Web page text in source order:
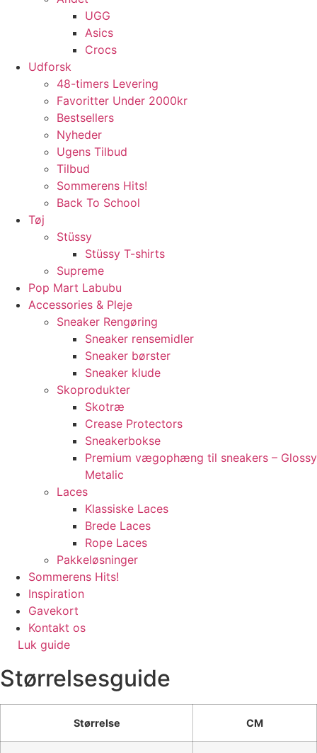
UGG
Asics
Crocs
Udforsk
48-timers Levering
Favoritter Under 2000kr
Bestsellers
Nyheder
Ugens Tilbud
Tilbud
Sommerens Hits!
Back To School
Tøj
Stüssy
Stüssy T-shirts
Supreme
Pop Mart Labubu
Accessories & Pleje
Sneaker Rengøring
Sneaker rensemidler
Sneaker børster
Sneaker klude
Skoprodukter
Skotræ
Crease Protectors
Sneakerbokse
Premium vægophæng til sneakers – Glossy
Metalic
Laces
Klassiske Laces
Brede Laces
Rope Laces
Pakkeløsninger
Sommerens Hits!
Inspiration
Gavekort
Kontakt os
Luk guide
Størrelsesguide
Størrelse CM